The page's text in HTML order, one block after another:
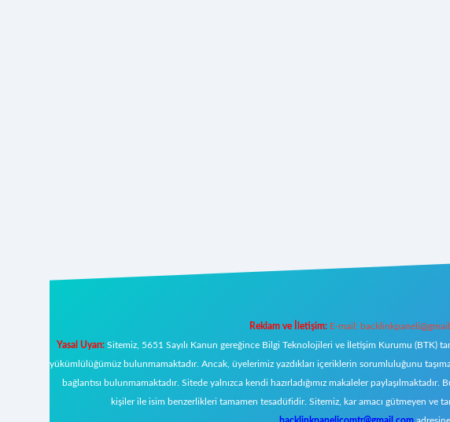
Reklam ve İletişim: E-mail:
Yasal Uyarı:Sitemiz, 5651 Sayılı Kanun gereğince Bilgi Teknolojileri ve İletişim Kurumu (BTK)
yükümlülüğümüz bulunmamaktadır. Ancak, üyelerimiz yazdıkları içeriklerin sorumluluğunu
bağlantısı bulunmamaktadır. Sitede yalnızca kendi hazırladığımız makaleler
kişiler ile isim benzerlikleri tamamen tesadüfidir. Sitemiz, kar amacı gütmeyen ve